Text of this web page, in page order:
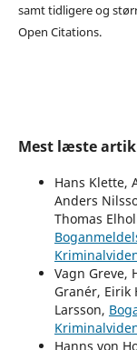
samt tidligere og
Open Citations.
Mest læste
Hans Klette,
Anders
Thomas
Vagn Greve,
Granér, Eirik
Larsson,
Hanns von